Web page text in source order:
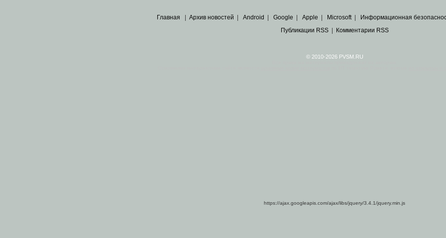
Главная Архив новостей Android Google Apple Microsoft| Информационная
Публикации RSS| Комментарии RSS
© 2010-2026 PVSM.RU
https://ajax.googleapis.com/ajax/libs/jquery/3.4.1/jquery.min.js